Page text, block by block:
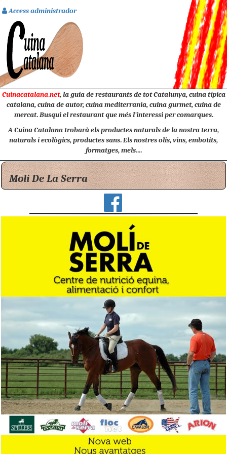
Access administrador
Cuinacatalana.net, la guia de restaurants de tot Catalunya, cuina típica
catalana, cuina de autor, cuina mediterrania, cuina gurmet, cuina de
mercat. Busqui el restaurant que més l'interessi per comarques.
A Cuina Catalana trobarà els productes naturals de la nostra terra,
naturals i ecològics, productes sans. Els nostres olis, vins, embotits,
formatges, mels....
Moli De La Serra